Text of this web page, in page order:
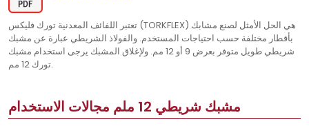
تعتبر اللفائف المعدنية تورك فليكس (TORKFLEX) هي الحل الأمثل لصنع مشابك
بأقطار مختلفة حسب احتياجات المستخدم. والفولاذ الشريطي عبارة عن مشبك
شريطي طويل متوفر بعرض 9 أو 12 مم. ولإغلاق المشبك يرجى استخدام مشبك
تورك 12 مم.
مشبك شريطي 12 ملم مجالات الاستخدام